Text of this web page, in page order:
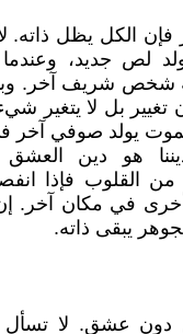
فإن الكل يظل ذاته.
لص جديد،
شخص شريف آخر.
بل لا يتغير شيء
يولد صوفي آخر
هو دين العشق
القلوب فإذا
في مكان آخر. إن
يبقى ذاته.
دون عشق. لا